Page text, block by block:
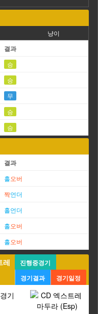
냥이
결과
승
승
무
승
승
결과
홀오버
짝언더
홀언더
홀오버
홀오버
레
진행중경기
경기결과
경기일정
기